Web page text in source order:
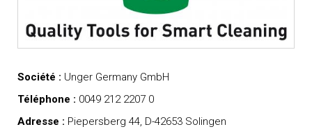
Société : Unger Germany GmbH
Téléphone : 0049 212 2207 0
Adresse : Piepersberg 44, D-42653 Solingen